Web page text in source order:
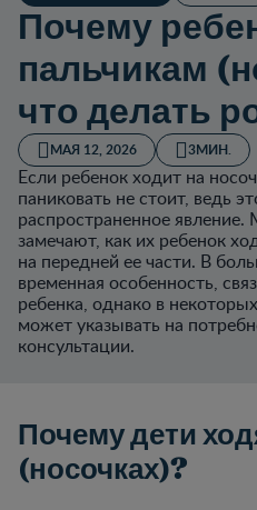
Почему
пальчикам
что делать
МАЯ 12, 2026 3МИН.
Если ребенок ходит на
паниковать не стоит, ведь
распространенное
замечают, как их ребенок
на передней ее части. В
временная особенность,
ребенка, однако в
может указывать на
консультации.
Почему дети
(носочках)?